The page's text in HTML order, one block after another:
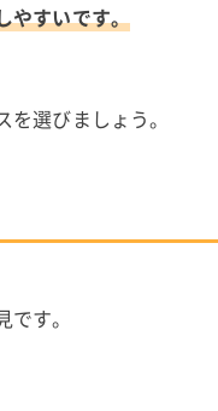
やすいです。
選びましょう。
す。